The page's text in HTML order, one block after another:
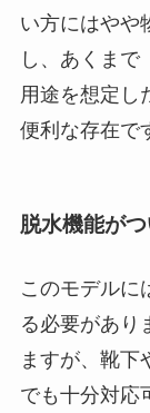
い方にはやや
し、あくまで
用途を想定し
便利な存在で
脱水機能が
このモデルに
る必要があり
ますが、靴下
でも十分対応